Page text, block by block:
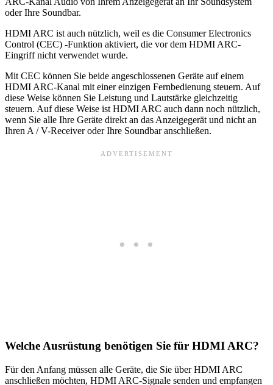
oder Ihre Soundbar.
HDMI ARC ist auch nützlich, weil es die Consumer Electronics
Control (CEC) -Funktion aktiviert, die vor dem HDMI ARC-
Eingriff nicht verwendet wurde.
Mit CEC können Sie beide angeschlossenen Geräte auf einem
HDMI ARC-Kanal mit einer einzigen Fernbedienung steuern. Auf
diese Weise können Sie Leistung und Lautstärke gleichzeitig
steuern. Auf diese Weise ist HDMI ARC auch dann noch nützlich,
wenn Sie alle Ihre Geräte direkt an das Anzeigegerät und nicht an
Ihren A / V-Receiver oder Ihre Soundbar anschließen.
Welche Ausrüstung benötigen Sie für HDMI ARC?
Für den Anfang müssen alle Geräte, die Sie über HDMI ARC
anschließen möchten, HDMI ARC-Signale senden und empfangen